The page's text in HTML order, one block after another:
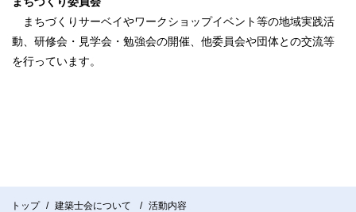
まちづくりサーベイやワークショップイベント等の地域実践活
動、研修会・見学会・勉強会の開催、他委員会や団体との交流等
を行っています。
トップ 建築士会について 活動内容